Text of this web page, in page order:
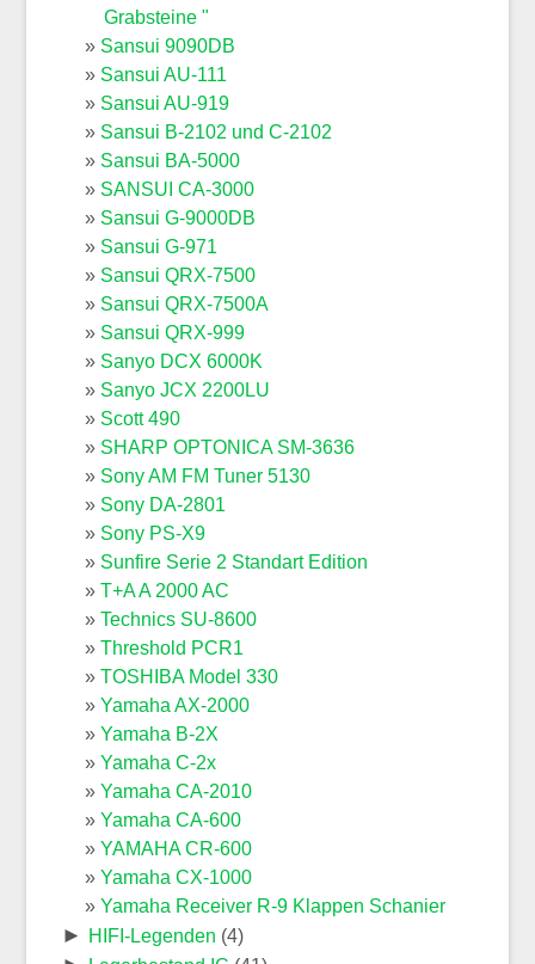
Grabsteine "
Sansui 9090DB
Sansui AU-111
Sansui AU-919
Sansui B-2102 und C-2102
Sansui BA-5000
SANSUI CA-3000
Sansui G-9000DB
Sansui G-971
Sansui QRX-7500
Sansui QRX-7500A
Sansui QRX-999
Sanyo DCX 6000K
Sanyo JCX 2200LU
Scott 490
SHARP OPTONICA SM-3636
Sony AM FM Tuner 5130
Sony DA-2801
Sony PS-X9
Sunfire Serie 2 Standart Edition
T+A A 2000 AC
Technics SU-8600
Threshold PCR1
TOSHIBA Model 330
Yamaha AX-2000
Yamaha B-2X
Yamaha C-2x
Yamaha CA-2010
Yamaha CA-600
YAMAHA CR-600
Yamaha CX-1000
Yamaha Receiver R-9 Klappen Schanier
► HIFI-Legenden (4)